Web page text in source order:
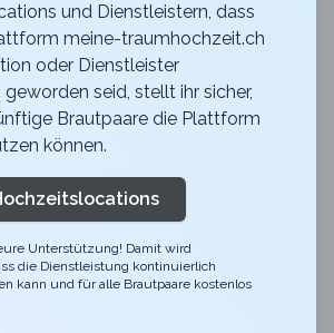
ADVENTURES
Spiele LU
Merkliste
ist eine Outdoor-Show mit
und Escaperoom
und Dienstleistern, dass
meine-traumhochzeit.ch
oder Dienstleister
seid, stellt ihr sicher,
Brautpaare die Plattform
können.
Unterstützung! Damit wird
die Dienstleistung kontinuierlich
kann und für alle Brautpaare kostenlos